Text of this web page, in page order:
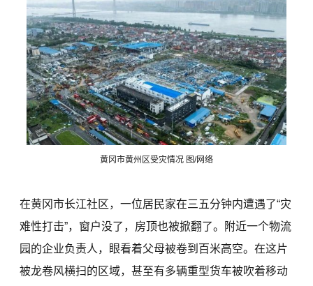
黄冈市黄州区受灾情况 图/网络
在黄冈市长江社区，一位居民家在三五分钟内遭遇了“灾
难性打击”，窗户没了，房顶也被掀翻了。附近一个物流
园的企业负责人，眼看着父母被卷到百米高空。在这片
被龙卷风横扫的区域，甚至有多辆重型货车被吹着移动